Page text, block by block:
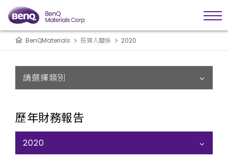
BenQMaterials 投資人關係 2020
請選擇類別
歷年財務報告
2020